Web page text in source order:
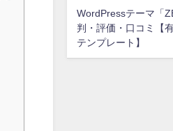
WordPressテーマ「
判・評価・口コミ【
テンプレート】